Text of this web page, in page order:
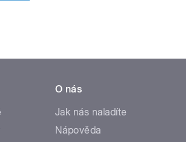
O nás
Jak nás naladíte
Nápověda